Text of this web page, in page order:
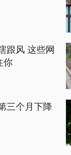
跟风 这些网
你
三个月下降